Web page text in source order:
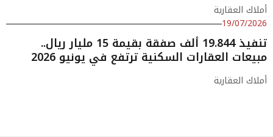
أملاك العقارية
19/07/2026
تنفيذ 19.844 ألف صفقة بقيمة 15 مليار ريال..
مبيعات العقارات السكنية ترتفع في يونيو 2026
أملاك العقارية